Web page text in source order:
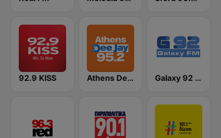
92.9 KISS Athens Deejay FM Galaxy 92 FM